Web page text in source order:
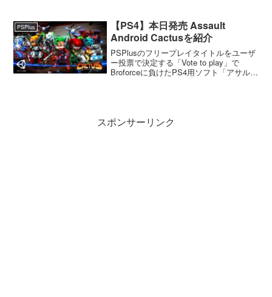
PSPlus
【PS4】本日発売 Assault
Android Cactusを紹介
PSPlusのフリープレイタイトルをユーザ
ー投票で決定する「Vote to play」で
Broforceに負けたPS4用ソフト「アサルト
スポンサーリンク